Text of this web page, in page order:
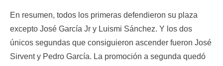
En resumen, todos los primeras defendieron su plaza
excepto José García Jr y Luismi Sánchez. Y los dos
únicos segundas que consiguieron ascender fueron José
Sirvent y Pedro García. La promoción a segunda quedó